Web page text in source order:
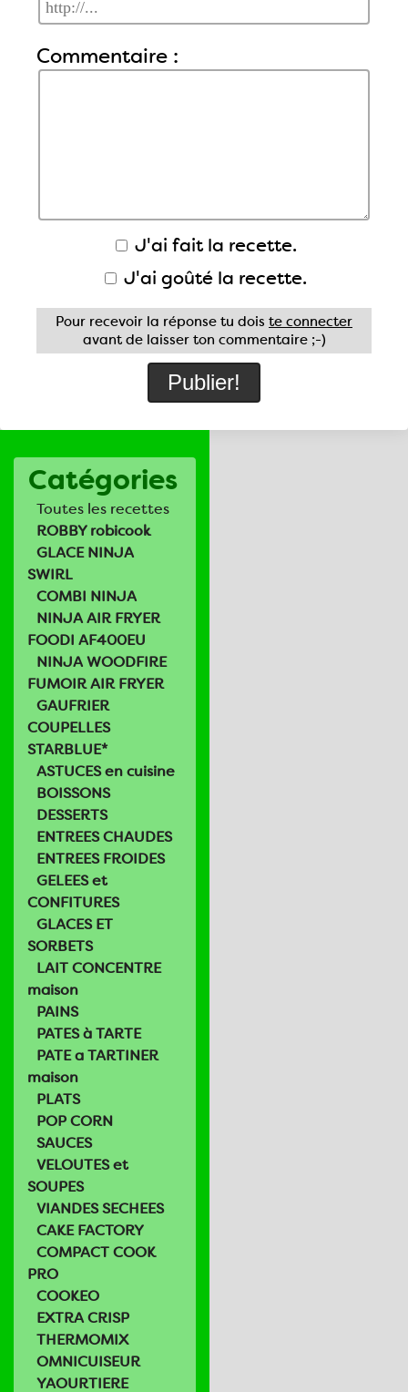
Catégories
Toutes les recettes
ROBBY robicook
GLACE NINJA
SWIRL
COMBI NINJA
NINJA AIR FRYER
FOODI AF400EU
NINJA WOODFIRE
FUMOIR AIR FRYER
GAUFRIER
COUPELLES
STARBLUE*
ASTUCES en cuisine
BOISSONS
DESSERTS
ENTREES CHAUDES
ENTREES FROIDES
GELEES et
CONFITURES
GLACES ET
SORBETS
LAIT CONCENTRE
maison
PAINS
PATES à TARTE
PATE a TARTINER
maison
PLATS
POP CORN
SAUCES
VELOUTES et
SOUPES
VIANDES SECHEES
CAKE FACTORY
COMPACT COOK
PRO
COOKEO
EXTRA CRISP
THERMOMIX
OMNICUISEUR
YAOURTIERE
Commentaire :
J'ai fait la recette.
J'ai goûté la recette.
Pour recevoir la réponse tu dois te connecter
avant de laisser ton commentaire ;-)